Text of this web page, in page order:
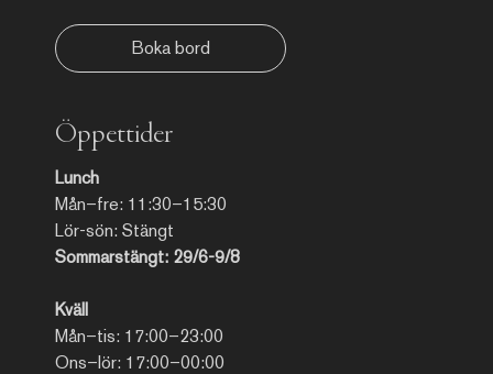
Öppettider
Lunch
Mån–fre: 11:30–15:30
Lör-sön: Stängt
Sommarstängt: 29/6-9/8
Kväll
Mån–tis: 17:00–23:00
Ons–lör: 17:00–00:00
Boka bord